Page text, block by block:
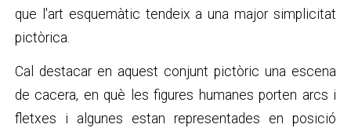
que l'art esquemàtic tendeix a una major simplicitat
pictòrica.
Cal destacar en aquest conjunt pictòric una escena
de cacera, en què les figures humanes porten arcs i
fletxes i algunes estan representades en posició